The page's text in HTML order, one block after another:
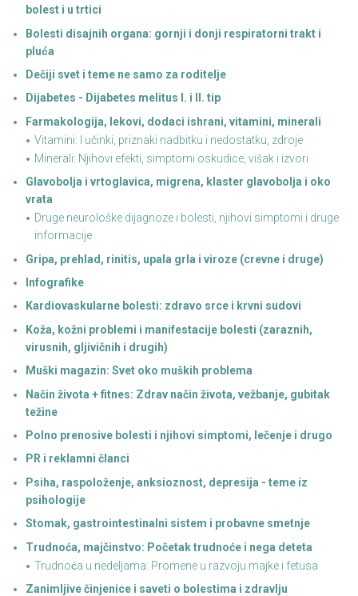
bolest i u trtici
Bolesti disajnih organa: gornji i donji respiratorni trakt i
pluća
Dečiji svet i teme ne samo za roditelje
Dijabetes - Dijabetes melitus I. i II. tip
Farmakologija, lekovi, dodaci ishrani, vitamini, minerali
Vitamini: I učinki, priznaki nadbitku i nedostatku, zdroje
Minerali: Njihovi efekti, simptomi oskudice, višak i izvori
Glavobolja i vrtoglavica, migrena, klaster glavobolja i oko
vrata
Druge neurološke dijagnoze i bolesti, njihovi simptomi i druge
informacije
Gripa, prehlad, rinitis, upala grla i viroze (crevne i druge)
Infografike
Kardiovaskularne bolesti: zdravo srce i krvni sudovi
Koža, kožni problemi i manifestacije bolesti (zaraznih,
virusnih, gljivičnih i drugih)
Muški magazin: Svet oko muških problema
Način života + fitnes: Zdrav način života, vežbanje, gubitak
težine
Polno prenosive bolesti i njihovi simptomi, lečenje i drugo
PR i reklamni članci
Psiha, raspoloženje, anksioznost, depresija - teme iz
psihologije
Stomak, gastrointestinalni sistem i probavne smetnje
Trudnoća, majčinstvo: Početak trudnoće i nega deteta
Trudnoća u nedeljama: Promene u razvoju majke i fetusa
Zanimljive činjenice i saveti o bolestima i zdravlju